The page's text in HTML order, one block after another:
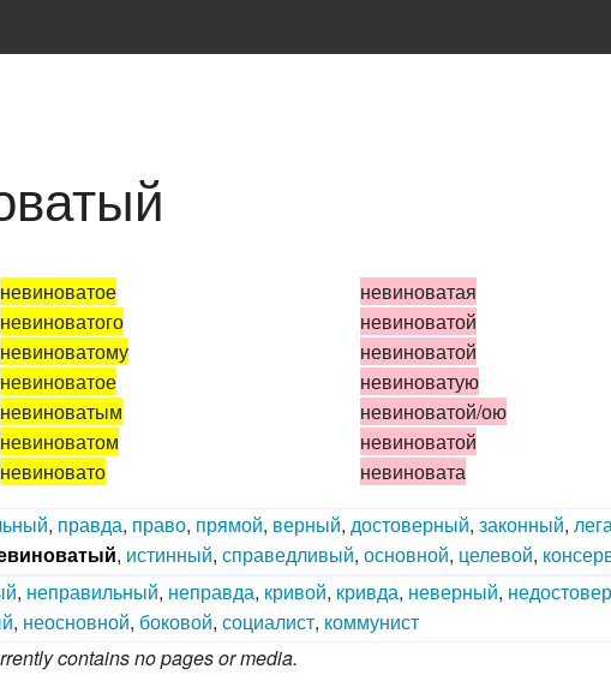
невиноватое
невиноватого
невиноватому
невиноватое
невиноватым
невиноватом
невиновато
невиноватая
невиноватой
невиноватой
невиноватую
невиноватой/ою
невиноватой
невиновата
, правда, право, прямой‎, верный, достоверный, законный,
, истинный, справедливый, основной, целевой,
, неправильный, неправда, кривой, кривда, неверный,
, неосновной, боковой, социалист, коммунист
contains no pages or media.